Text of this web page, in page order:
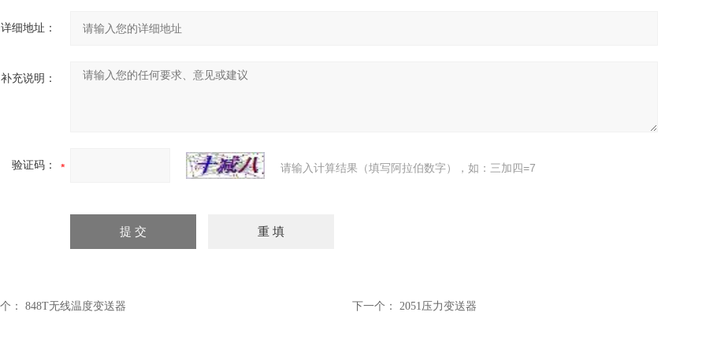
详细地址：
补充说明：
验证码： 请输入计算结果（填写阿拉伯数字），如：三加四=7
： 848T无线温度变送器 下一个： 2051压力变送器